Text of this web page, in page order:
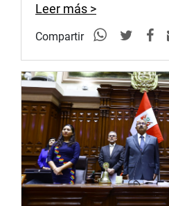
Leer más >
Compartir